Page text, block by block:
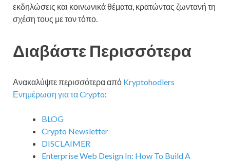
εκδηλώσεις και κοινωνικά θέματα, κρατώντας ζωντανή τη
σχέση τους με τον τόπο.
Διαβάστε Περισσότερα
Ανακαλύψτε περισσότερα από Kryptohodlers
Ενημέρωση για τα Crypto:
BLOG
Crypto Newsletter
DISCLAIMER
Enterprise Web Design In: How To Build A